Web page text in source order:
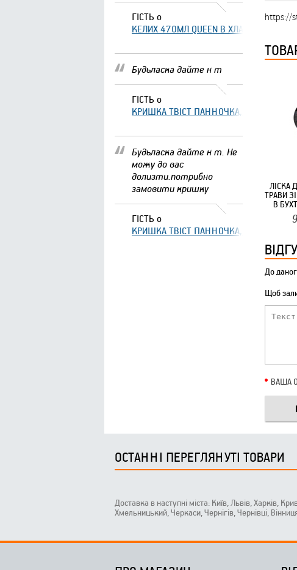
ГІСТЬ о
КЕЛИХ 470МЛ QUEEN В ХЛАМІНГО ТМ
Будьласка дайте н т
ГІСТЬ о
КРИШКА ТВІСТ ПАННОЧКА, ЩО
Будьласка дайте н т. Не
можу до вас
долизти.потрибно
замовити кришку
ГІСТЬ о
КРИШКА ТВІСТ ПАННОЧКА, ЩО
https://
ЛІСКА
ТРАВИ
В
До
Щоб
ВАША
ОСТАННІ ПЕРЕГЛЯНУТІ ТОВАРИ
Доставка в наступні міста: Київ, Львів, Харків,
Хмельницький, Черкаси, Чернігів, Чернівці,